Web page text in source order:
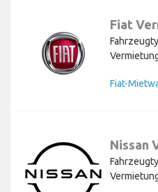
Fiat
Fiat-
Nissan